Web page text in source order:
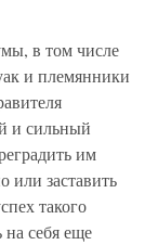
в том числе
и племянники
и сильный
им
или заставить
такого
на себя еще